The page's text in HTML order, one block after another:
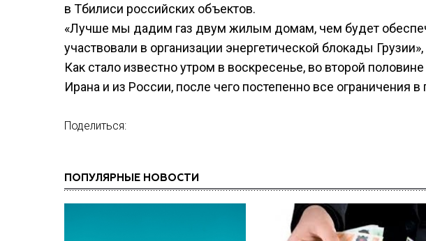
в Тбилиси российских объектов.
«Лучше мы дадим газ двум жилым домам, чем будет
участвовали в организации энергетической блокады
Как стало известно утром в воскресенье, во второй
Ирана и из России, после чего постепенно все ограничения
Поделиться:
ПОПУЛЯРНЫЕ НОВОСТИ